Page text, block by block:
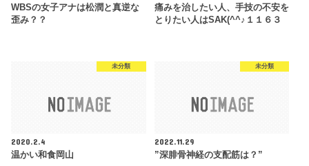
WBSの女子アナは松潤と真逆な
歪み？？
痛みを治したい人、手技の不安を
とりたい人はSAK(^^♪１１６３
未分類
2020.2.4
温かい和食岡山
未分類
2022.11.29
”深腓骨神経の支配筋は？”